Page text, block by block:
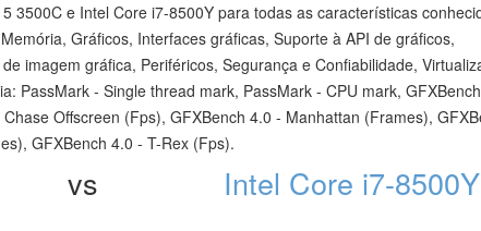
3500C e Intel Core i7-8500Y para todas as características
Gráficos, Interfaces gráficas, Suporte à API de gráficos,
imagem gráfica, Periféricos, Segurança e Confiabilidade,
PassMark - Single thread mark, PassMark - CPU mark,
Offscreen (Fps), GFXBench 4.0 - Manhattan (Frames),
GFXBench 4.0 - T-Rex (Fps).
vs Intel Core i7-8500Y